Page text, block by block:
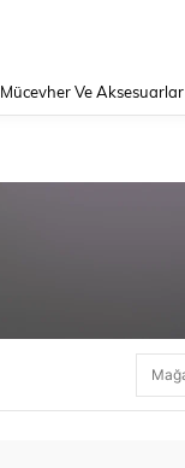
Mücevher Ve Aksesuarlar